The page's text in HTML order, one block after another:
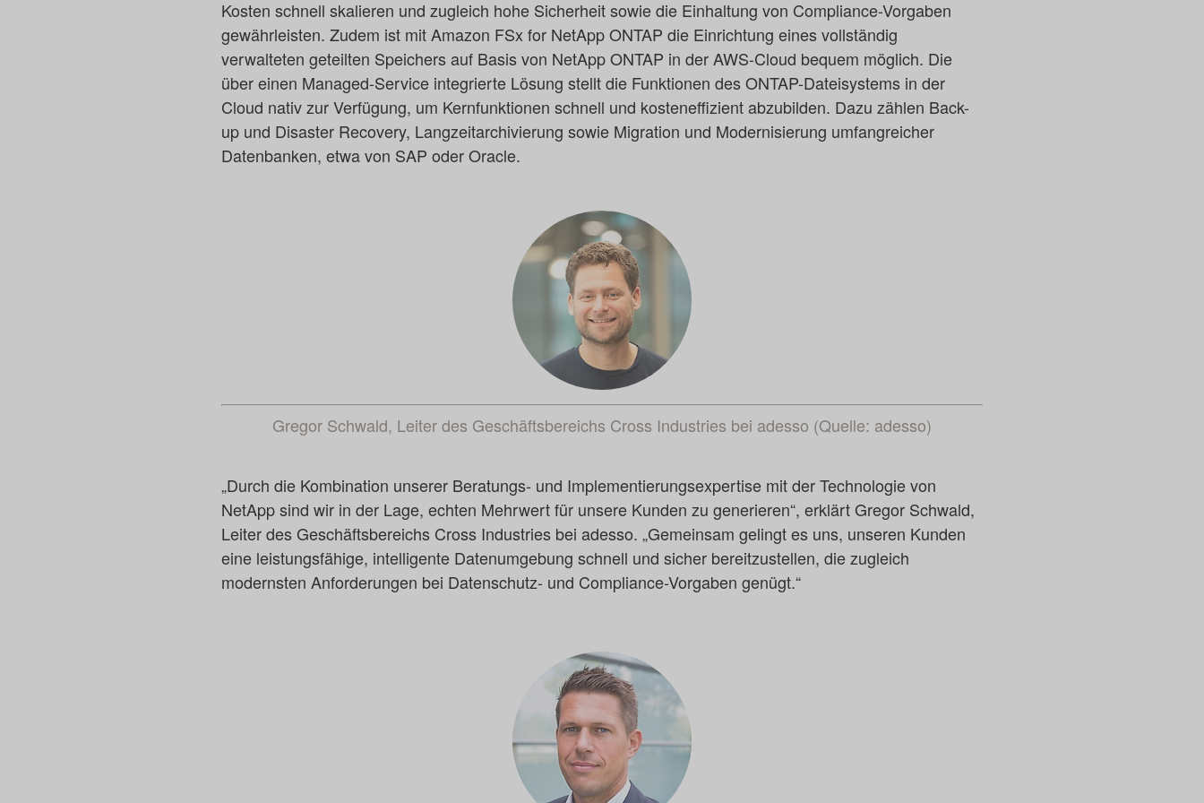
Kosten schnell skalieren und zugleich hohe Sicherheit sowie die Einhaltung von Compliance-Vorgaben
gewährleisten. Zudem ist mit Amazon FSx for NetApp ONTAP die Einrichtung eines vollständig
verwalteten geteilten Speichers auf Basis von NetApp ONTAP in der AWS-Cloud bequem möglich. Die
über einen Managed-Service integrierte Lösung stellt die Funktionen des ONTAP-Dateisystems in der
Cloud nativ zur Verfügung, um Kernfunktionen schnell und kosteneffizient abzubilden. Dazu zählen Back-
up und Disaster Recovery, Langzeitarchivierung sowie Migration und Modernisierung umfangreicher
Datenbanken, etwa von SAP oder Oracle.
„Durch die Kombination unserer Beratungs- und Implementierungsexpertise mit der Technologie von
NetApp sind wir in der Lage, echten Mehrwert für unsere Kunden zu generieren“, erklärt Gregor Schwald,
Leiter des Geschäftsbereichs Cross Industries bei adesso. „Gemeinsam gelingt es uns, unseren Kunden
eine leistungsfähige, intelligente Datenumgebung schnell und sicher bereitzustellen, die zugleich
modernsten Anforderungen bei Datenschutz- und Compliance-Vorgaben genügt.“
Gregor Schwald, Leiter des Geschäftsbereichs Cross Industries bei adesso (Quelle: adesso)